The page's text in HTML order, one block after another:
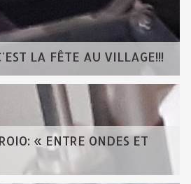
LA FÊTE AU VILLAGE!!!
« ENTRE ONDES ET